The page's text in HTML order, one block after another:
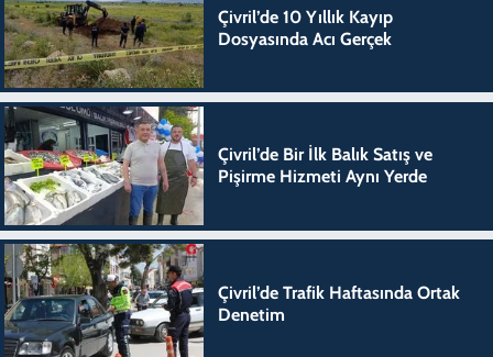
Çivril’de 10 Yıllık Kayıp
Dosyasında Acı Gerçek
Çivril’de Bir İlk Balık Satış ve
Pişirme Hizmeti Aynı Yerde
Çivril’de Trafik Haftasında Ortak
Denetim